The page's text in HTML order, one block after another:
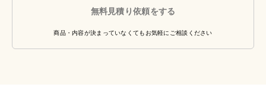
無料見積り依頼をする
商品・内容が決まっていなくてもお気軽にご相談ください